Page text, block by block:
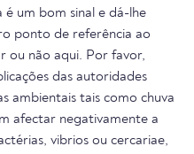
um bom sinal e dá-lhe
ponto de referência ao
ou não aqui. Por favor,
das autoridades
ambientais tais como chuva
afectar negativamente a
vibrios ou cercariae,